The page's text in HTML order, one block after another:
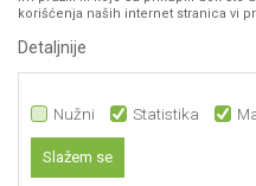
Zamena artikala
PRATITE NAS
korišćenja naših internet stranica vi
Detaljnije
Nužni Statistika
Slažem se